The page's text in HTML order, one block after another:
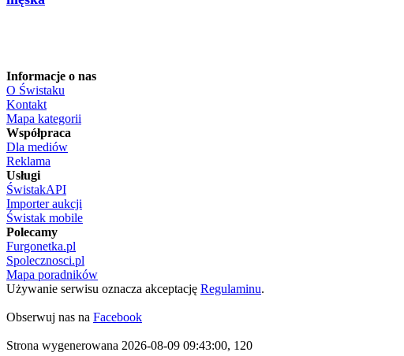
Informacje o nas
O Świstaku
Kontakt
Mapa kategorii
Współpraca
Dla mediów
Reklama
Usługi
ŚwistakAPI
Importer aukcji
Świstak mobile
Polecamy
Furgonetka.pl
Spolecznosci.pl
Mapa poradników
Używanie serwisu oznacza akceptację Regulaminu.
Obserwuj nas na Facebook
Strona wygenerowana 2026-08-09 09:43:00, 120